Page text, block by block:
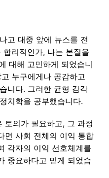
고 대중 앞에 뉴스를 전
합리적인가, 나는 본질을
대해 고민하게 되었습니
누구에게나 공감하고
니다. 그러한 균형 감각
치학을 공부했습니다.
토의가 필요하고, 그 과정
면 사회 전체의 이익 통합
각자의 이익 선호체계를
중요하다고 믿게 되었습